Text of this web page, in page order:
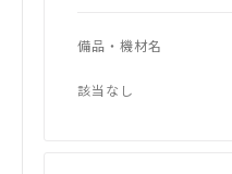
備品・機材名
該当なし